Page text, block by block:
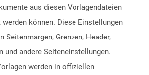
aus diesen Vorlagendateien
werden können. Diese Einstellungen
Seitenmargen, Grenzen, Header,
und andere Seiteneinstellungen.
werden in offiziellen